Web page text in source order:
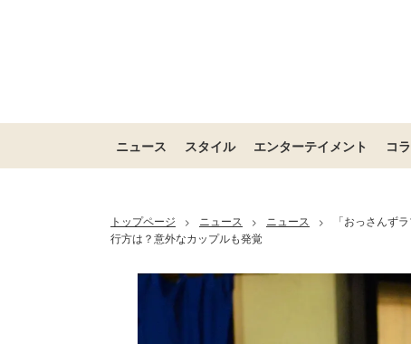
ニュース スタイル エンターテイメント コ
トップページ > ニュース > ニュース >
「おっさんず
行方は？意外なカップルも発覚